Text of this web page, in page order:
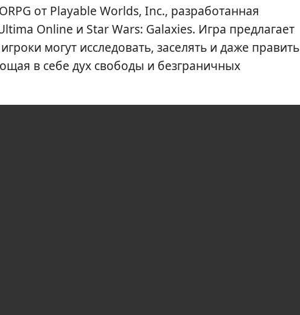
от Playable Worlds, Inc., разработанная
Online и Star Wars: Galaxies. Игра предлагает
могут исследовать, заселять и даже править
в себе дух свободы и безграничных